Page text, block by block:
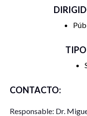
CONTACTO:
Responsable: Dr.